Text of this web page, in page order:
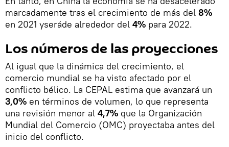
marcadamente tras el crecimiento de más del 8%
en 2021 yseráde alrededor del 4% para 2022.
Los números de las proyecciones
Al igual que la dinámica del crecimiento, el
comercio mundial se ha visto afectado por el
conflicto bélico. La CEPAL estima que avanzará un
3,0% en términos de volumen, lo que representa
una revisión menor al 4,7% que la Organización
Mundial del Comercio (OMC) proyectaba antes del
inicio del conflicto.